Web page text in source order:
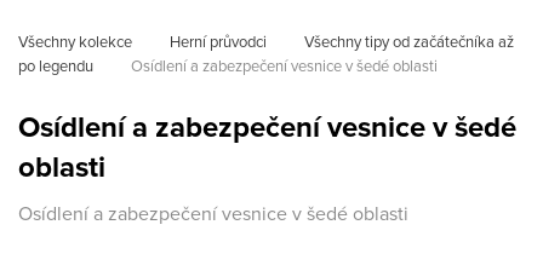
Všechny kolekce Herní průvodci
Všechny tipy od začátečníka až
po legendu
Osídlení a zabezpečení vesnice v šedé oblasti
Osídlení a zabezpečení vesnice v šedé
oblasti
Osídlení a zabezpečení vesnice v šedé oblasti